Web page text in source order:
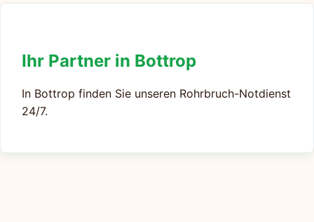
Ihr Partner in Bottrop
In Bottrop finden Sie unseren Rohrbruch-Notdienst
24/7.